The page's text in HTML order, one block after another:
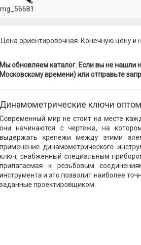
mg_56681
ориентировочная. Конечную цену и
обновляем каталог. Если вы не нашли
времени) или отправьте
ключи оптом
мир не стоит на месте
начинаются с чертежа, на
крепежи между этими
динамометрического
снабженный специальным
к резьбовым
и это позволит наиболее
проектировщиком.